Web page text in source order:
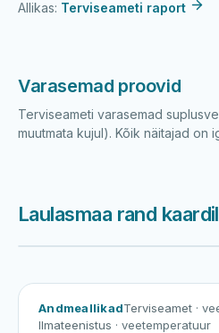
Allikas: Terviseameti raport
Varasemad proovid
Terviseameti varasemad
muutmata kujul). Kõik näitajad on
Laulasmaa rand kaardil
AndmeallikadTerviseamet ·
Ilmateenistus · veetemperatuur